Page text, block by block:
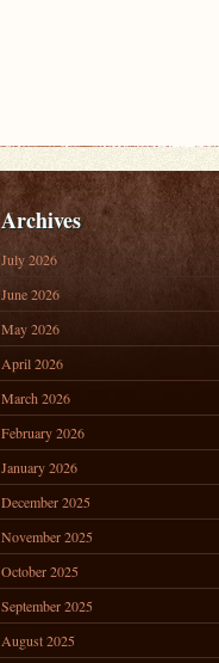
Archives
July 2026
June 2026
May 2026
April 2026
March 2026
February 2026
January 2026
December 2025
November 2025
October 2025
September 2025
August 2025